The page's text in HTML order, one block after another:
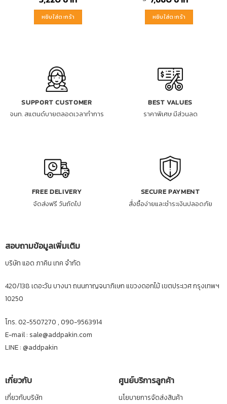
หยิบใส่ตะกร้า หยิบใส่ตะกร้า
SUPPORT CUSTOMER
จนท. สแตนด์บายตลอดเวลาทำการ
BEST VALUES
ราคาพิเศษ มีส่วนลด
FREE DELIVERY
จัดส่งฟรี วันถัดไป
SECURE PAYMENT
สั่งซื้อง่ายและชำระเงินปลอดภัย
สอบถามข้อมูลเพิ่มเติม
บริษัท แอด ภาคิน เทค จำกัด
420/138 เดอะวัน บางนา ถนนกาญจนาภิเษก แขวงดอกไม้ เขตประเวศ กรุงเทพฯ
10250
โทร. 02-5507270 , 090-9563914
E-mail : sale@addpakin.com
LINE : @addpakin
เกี่ยวกับ
เกี่ยวกับบริษัท
ศูนย์บริการลูกค้า
นโยบายการจัดส่งสินค้า